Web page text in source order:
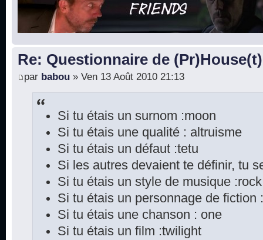
Re: Questionnaire de (Pr)House(t)
par babou » Ven 13 Août 2010 21:13
Si tu étais un surnom :moon
Si tu étais une qualité : altruisme
Si tu étais un défaut :tetu
Si les autres devaient te définir, tu
Si tu étais un style de musique :rock
Si tu étais un personnage de fiction
Si tu étais une chanson : one
Si tu étais un film :twilight